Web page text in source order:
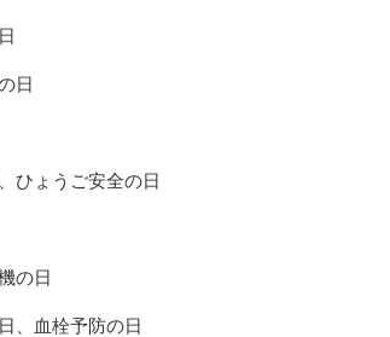
日
ひょうご安全の日
の日
、血栓予防の日